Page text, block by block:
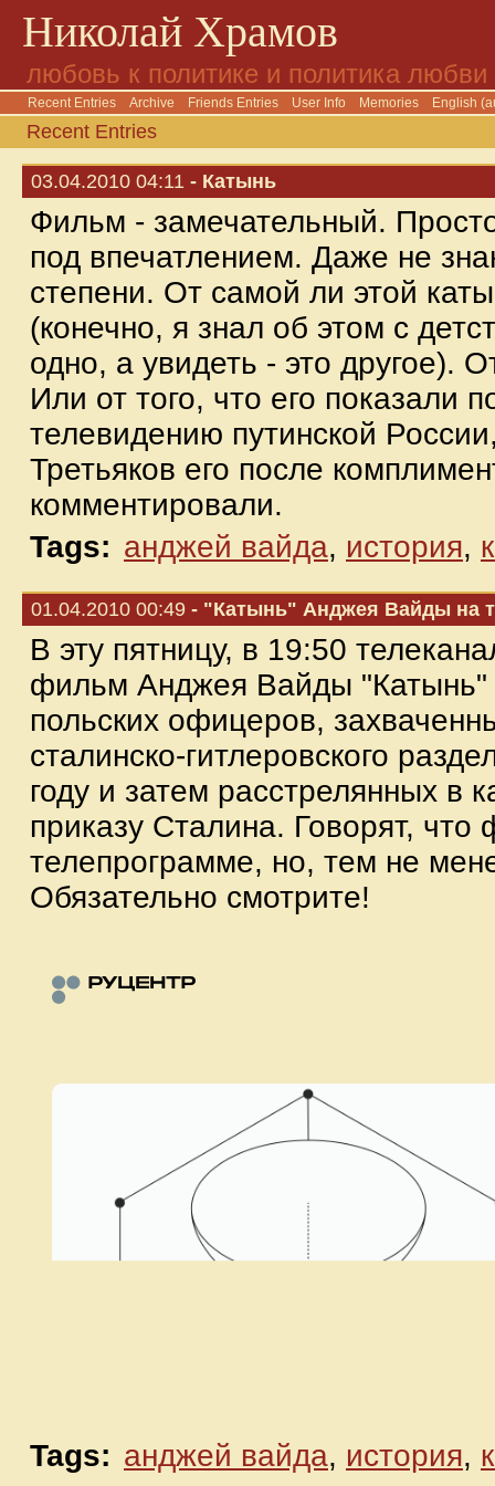
Николай Храмов
любовь к политике и политика любви
Recent Entries Archive Friends Entries User Info Memories English
Recent Entries
03.04.2010 04:11 - Катынь
Фильм - замечательный.
под впечатлением. Даже не
степени. От самой ли этой
(конечно, я знал об этом с
одно, а увидеть - это другое).
Или от того, что его показали
телевидению путинской
Третьяков его после
комментировали.
Tags: анджей вайда, история,
01.04.2010 00:49 - "Катынь" Анджея Вайды на
В эту пятницу, в 19:50
фильм Анджея Вайды "Катынь"
польских офицеров,
сталинско-гитлеровского
году и затем расстрелянных в
приказу Сталина. Говорят, что
телепрограмме, но, тем не
Обязательно смотрите!
Tags: анджей вайда, история,